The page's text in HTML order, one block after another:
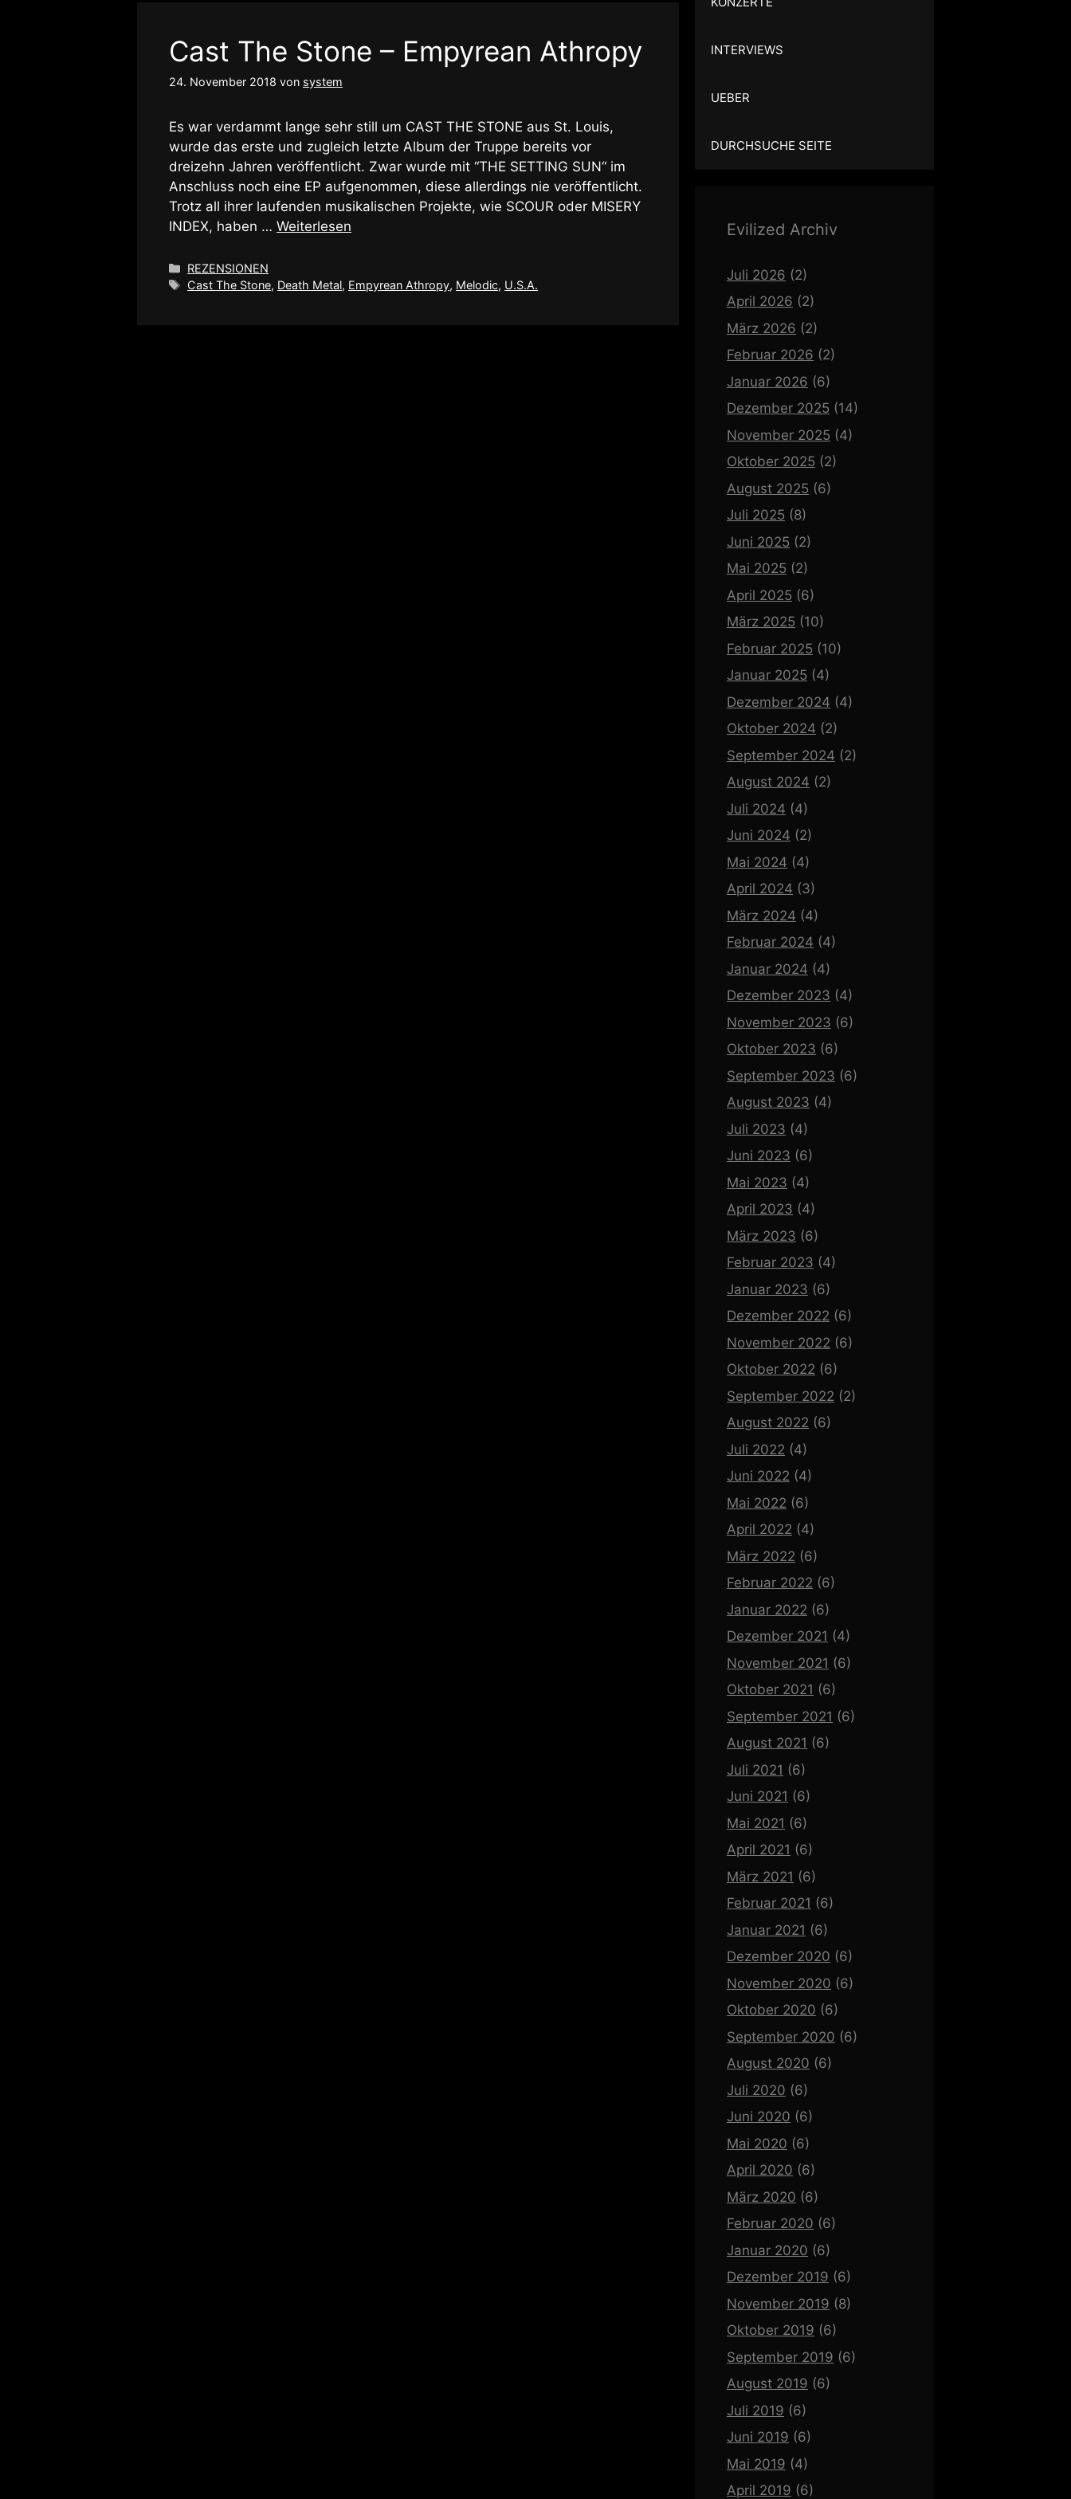
Cast The Stone – Empyrean Athropy
24. November 2018 von system
Es war verdammt lange sehr still um CAST THE STONE aus St. Louis,
wurde das erste und zugleich letzte Album der Truppe bereits vor
dreizehn Jahren veröffentlicht. Zwar wurde mit “THE SETTING SUN“ im
Anschluss noch eine EP aufgenommen, diese allerdings nie veröffentlicht.
Trotz all ihrer laufenden musikalischen Projekte, wie SCOUR oder MISERY
INDEX, haben … Weiterlesen
Kategorien
REZENSIONEN
Schlagwörter
Cast The Stone, Death Metal, Empyrean Athropy, Melodic, U.S.A.
INTERVIEWS
UEBER
DURCHSUCHE SEITE
Evilized Archiv
Juli 2026 (2)
April 2026 (2)
März 2026 (2)
Februar 2026 (2)
Januar 2026 (6)
Dezember 2025 (14)
November 2025 (4)
Oktober 2025 (2)
August 2025 (6)
Juli 2025 (8)
Juni 2025 (2)
Mai 2025 (2)
April 2025 (6)
März 2025 (10)
Februar 2025 (10)
Januar 2025 (4)
Dezember 2024 (4)
Oktober 2024 (2)
September 2024 (2)
August 2024 (2)
Juli 2024 (4)
Juni 2024 (2)
Mai 2024 (4)
April 2024 (3)
März 2024 (4)
Februar 2024 (4)
Januar 2024 (4)
Dezember 2023 (4)
November 2023 (6)
Oktober 2023 (6)
September 2023 (6)
August 2023 (4)
Juli 2023 (4)
Juni 2023 (6)
Mai 2023 (4)
April 2023 (4)
März 2023 (6)
Februar 2023 (4)
Januar 2023 (6)
Dezember 2022 (6)
November 2022 (6)
Oktober 2022 (6)
September 2022 (2)
August 2022 (6)
Juli 2022 (4)
Juni 2022 (4)
Mai 2022 (6)
April 2022 (4)
März 2022 (6)
Februar 2022 (6)
Januar 2022 (6)
Dezember 2021 (4)
November 2021 (6)
Oktober 2021 (6)
September 2021 (6)
August 2021 (6)
Juli 2021 (6)
Juni 2021 (6)
Mai 2021 (6)
April 2021 (6)
März 2021 (6)
Februar 2021 (6)
Januar 2021 (6)
Dezember 2020 (6)
November 2020 (6)
Oktober 2020 (6)
September 2020 (6)
August 2020 (6)
Juli 2020 (6)
Juni 2020 (6)
Mai 2020 (6)
April 2020 (6)
März 2020 (6)
Februar 2020 (6)
Januar 2020 (6)
Dezember 2019 (6)
November 2019 (8)
Oktober 2019 (6)
September 2019 (6)
August 2019 (6)
Juli 2019 (6)
Juni 2019 (6)
Mai 2019 (4)
April 2019 (6)